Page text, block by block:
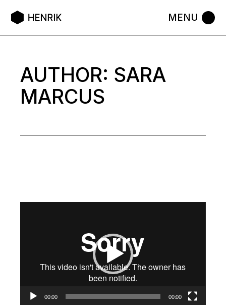
the
AUTHOR: SARA
MARCUS
00:00 00:00